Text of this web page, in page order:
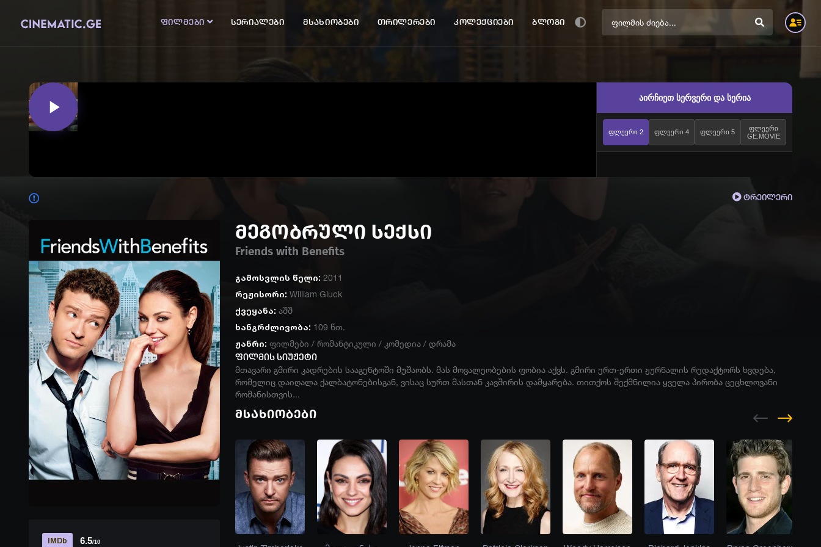
ფილმები სერიალები მსახიობები თრილერები კოლექციები ბლოგი
აირჩიეთ სერვერი და სერია
ფლეერი 2 ფლეერი 4 ფლეერი 5
ფლეერი
GE.MOVIE
ტრეილერი
IMDb 6.5/10
მეგობრული სექსი
Friends with Benefits
გამოსვლის წელი: 2011
რეჟისორი: William Gluck
ქვეყანა: აშშ
ხანგრძლივობა: 109 წთ.
ჟანრი: ფილმები / რომანტიკული / კომედია/ დრამა
ფილმის სიუჟეტი
მთავარი გმირი კადრების სააგენტოში მუშაობს. მას მოვალეობების ფობია აქვს. გმირი ერთ-ერთი ჟურნალის რედაქტორს ხვდება,
რომელიც დაიღალა ქალბატონებისგან, ვისაც სურთ მასთან კავშირის დამყარება. თითქოს შექმნილია ყველა პირობა ცეცხლოვანი
რომანისთვის...
მსახიობები